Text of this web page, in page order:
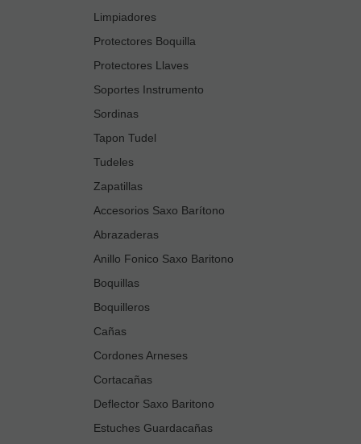
Limpiadores
Protectores Boquilla
Protectores Llaves
Soportes Instrumento
Sordinas
Tapon Tudel
Tudeles
Zapatillas
Accesorios Saxo Barítono
Abrazaderas
Anillo Fonico Saxo Baritono
Boquillas
Boquilleros
Cañas
Cordones Arneses
Cortacañas
Deflector Saxo Baritono
Estuches Guardacañas